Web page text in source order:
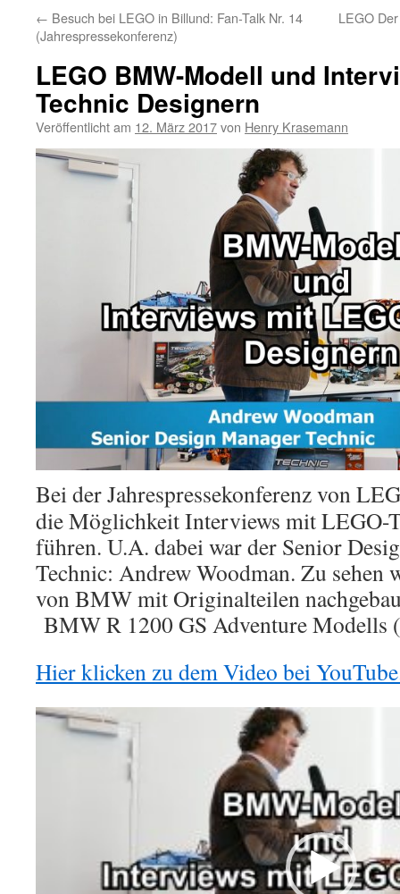
← Besuch bei LEGO in Billund: Fan-Talk Nr. 14
(Jahrespressekonferenz)
LEGO
LEGO BMW-Modell und
Technic Designern
Veröffentlicht am 12. März 2017von Henry Krasemann
Bei der Jahrespressekonferenz von
die Möglichkeit Interviews mit LEGO-
führen. U.A. dabei war der Senior
Technic: Andrew Woodman. Zu sehen
von BMW mit Originalteilen
BMW R 1200 GS Adventure Modells
Hier klicken zu dem Video bei
Video-
Player